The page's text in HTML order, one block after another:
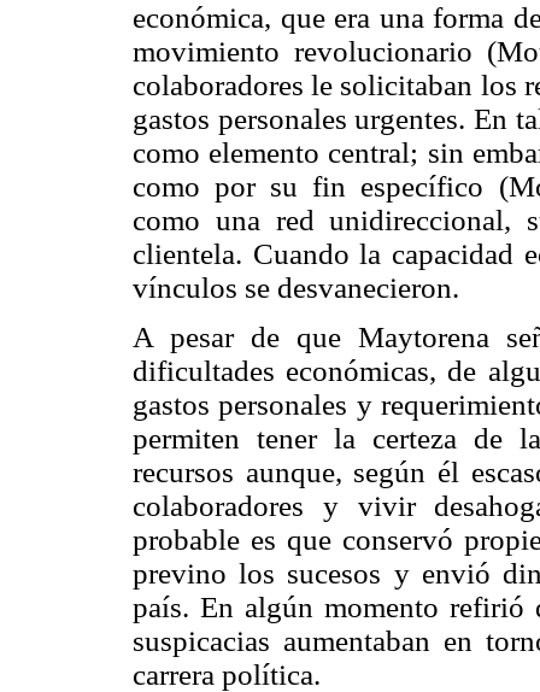
económica, que era una forma
movimiento revolucionario
colaboradores le solicitaban los
gastos personales urgentes. En
como elemento central; sin
como por su fin específico
como una red unidireccional,
clientela. Cuando la capacidad
vínculos se desvanecieron.
A pesar de que Maytorena
dificultades económicas, de
gastos personales y
permiten tener la certeza de
recursos aunque, según él
colaboradores y vivir
probable es que conservó
previno los sucesos y envió
país. En algún momento refirió
suspicacias aumentaban en
carrera política.